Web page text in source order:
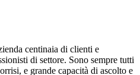
centinaia di clienti e
di settore. Sono sempre tutti
e grande capacità di ascolto e